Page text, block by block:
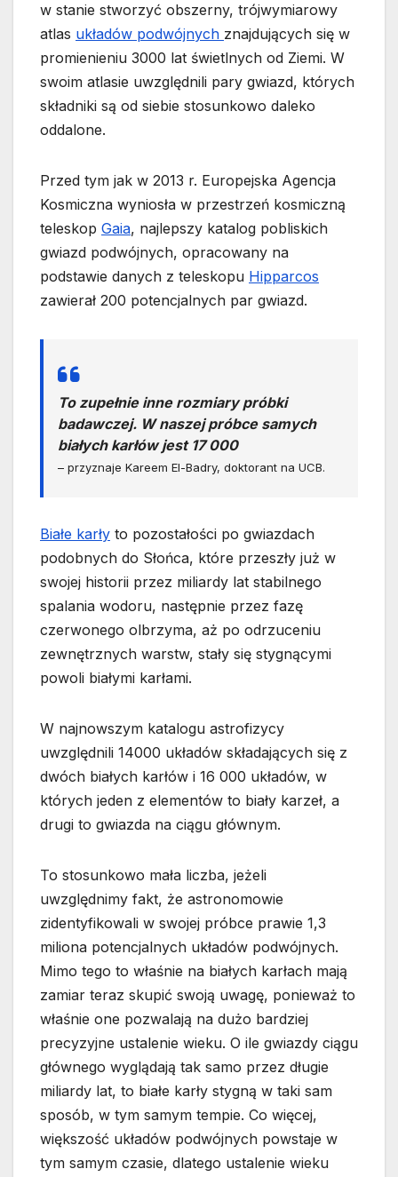
w stanie stworzyć obszerny, trójwymiarowy
atlas układów podwójnych znajdujących się w
promienieniu 3000 lat świetlnych od Ziemi. W
swoim atlasie uwzględnili pary gwiazd, których
składniki są od siebie stosunkowo daleko
oddalone.
Przed tym jak w 2013 r. Europejska Agencja
Kosmiczna wyniosła w przestrzeń kosmiczną
teleskop Gaia, najlepszy katalog pobliskich
gwiazd podwójnych, opracowany na
podstawie danych z teleskopu Hipparcos
zawierał 200 potencjalnych par gwiazd.
To zupełnie inne rozmiary próbki
badawczej. W naszej próbce samych
białych karłów jest 17 000
– przyznaje Kareem El-Badry, doktorant na UCB.
Białe karły to pozostałości po gwiazdach
podobnych do Słońca, które przeszły już w
swojej historii przez miliardy lat stabilnego
spalania wodoru, następnie przez fazę
czerwonego olbrzyma, aż po odrzuceniu
zewnętrznych warstw, stały się stygnącymi
powoli białymi karłami.
W najnowszym katalogu astrofizycy
uwzględnili 14000 układów składających się z
dwóch białych karłów i 16 000 układów, w
których jeden z elementów to biały karzeł, a
drugi to gwiazda na ciągu głównym.
To stosunkowo mała liczba, jeżeli
uwzględnimy fakt, że astronomowie
zidentyfikowali w swojej próbce prawie 1,3
miliona potencjalnych układów podwójnych.
Mimo tego to właśnie na białych karłach mają
zamiar teraz skupić swoją uwagę, ponieważ to
właśnie one pozwalają na dużo bardziej
precyzyjne ustalenie wieku. O ile gwiazdy ciągu
głównego wyglądają tak samo przez długie
miliardy lat, to białe karły stygną w taki sam
sposób, w tym samym tempie. Co więcej,
większość układów podwójnych powstaje w
tym samym czasie, dlatego ustalenie wieku